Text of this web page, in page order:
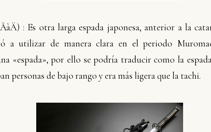
: Es otra larga espada japonesa, anterior a la
a utilizar de manera clara en el periodo
«espada», por ello se podría traducir como la
personas de bajo rango y era más ligera que la tachi.